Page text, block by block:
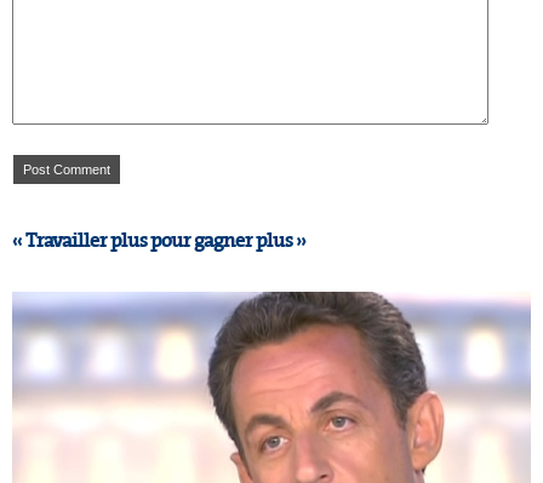
« Travailler plus pour gagner plus »